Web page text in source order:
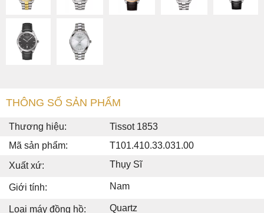
THÔNG SỐ SẢN PHẨM
Thương hiệu:
Tissot 1853
Mã sản phẩm:
T101.410.33.031.00
Xuất xứ:
Thụy Sĩ
Giới tính: Nam
Loại máy đồng hồ: Quartz